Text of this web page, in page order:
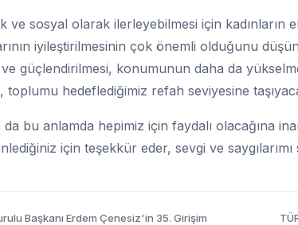
ve sosyal olarak ilerleyebilmesi için kadınların
iyileştirilmesinin çok önemli olduğunu
ve güçlendirilmesi, konumunun daha da
toplumu hedeflediğimiz refah seviyesine
da bu anlamda hepimiz için faydalı olacağına
için teşekkür eder, sevgi ve saygılarımı
Başkanı Erdem Çenesiz'in 35. Girişim